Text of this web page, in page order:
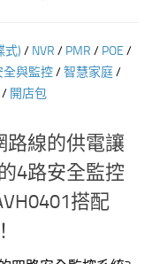
式) / NVR / PMR / POE /
全與監控/智慧家庭/
/ 開店包
路線的供電讓
4路安全監控
搭配